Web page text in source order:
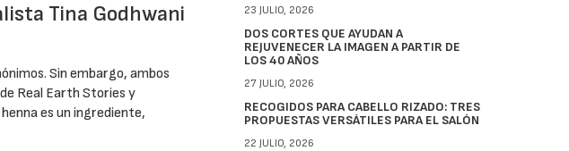
Tina Godhwani
Sin embargo, ambos
Real Earth Stories y
es un ingrediente,
23 JULIO, 2026
DOS CORTES QUE AYUDAN A
REJUVENECER LA IMAGEN A PARTIR DE
LOS 40 AÑOS
27 JULIO, 2026
RECOGIDOS PARA CABELLO RIZADO: TRES
PROPUESTAS VERSÁTILES PARA EL SALÓN
22 JULIO, 2026